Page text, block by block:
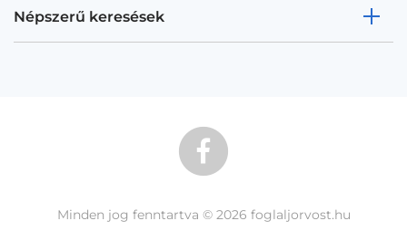
Népszerű keresések
Minden jog fenntartva © 2026 foglaljorvost.hu